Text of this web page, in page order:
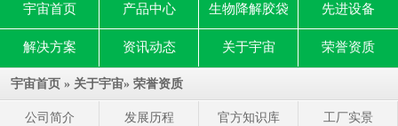
宇宙首页 产品中心 生物降解胶袋 先进设备
解决方案 资讯动态 关于宇宙 荣誉资质
宇宙首页 » 关于宇宙» 荣誉资质
公司简介 发展历程 官方知识库 工厂实景